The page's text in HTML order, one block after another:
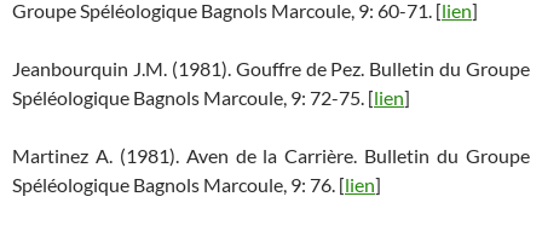
Groupe Spéléologique Bagnols Marcoule, 9: 60-71. [lien]
Jeanbourquin J.M. (1981). Gouffre de Pez. Bulletin du Groupe
Spéléologique Bagnols Marcoule, 9: 72-75. [lien]
Martinez A. (1981). Aven de la Carrière. Bulletin du Groupe
Spéléologique Bagnols Marcoule, 9: 76. [lien]